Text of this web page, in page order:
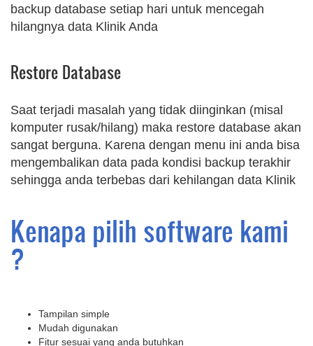
backup database setiap hari untuk mencegah
hilangnya data Klinik Anda
Restore Database
Saat terjadi masalah yang tidak diinginkan (misal
komputer rusak/hilang) maka restore database akan
sangat berguna. Karena dengan menu ini anda bisa
mengembalikan data pada kondisi backup terakhir
sehingga anda terbebas dari kehilangan data Klinik
Kenapa pilih software kami
?
Tampilan simple
Mudah digunakan
Fitur sesuai yang anda butuhkan